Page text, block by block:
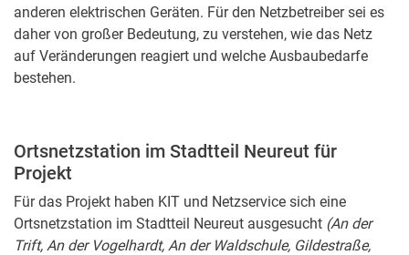
anderen elektrischen Geräten. Für den Netzbetreiber sei es
daher von großer Bedeutung, zu verstehen, wie das Netz
auf Veränderungen reagiert und welche Ausbaubedarfe
bestehen.
Ortsnetzstation im Stadtteil Neureut für
Projekt
Für das Projekt haben KIT und Netzservice sich eine
Ortsnetzstation im Stadtteil Neureut ausgesucht (An der
Trift, An der Vogelhardt, An der Waldschule, Gildestraße,